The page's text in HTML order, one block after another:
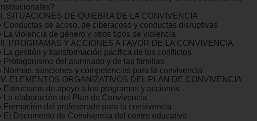
II. SITUACIONES DE QUIEBRA DE LA CONVIVENCIA
Conductas de acoso, de ciberacoso y conductas disruptivas
La violencia de género y otros tipos de violencia
III. PROGRAMAS Y ACCIONES A FAVOR DE LA CONVIVENCIA
La gestión y transformación pacífica de los conflictos
Protagonismo del alumnado y de las familias
Normas, sanciones y competencias para la convivencia
IV. ELEMENTOS ORGANIZATIVOS DEL PLAN DE CONVIVENCIA
Estructuras de apoyo a los programas y acciones
La elaboración del Plan de Convivencia
Formación del profesorado para la convivencia
El Documento de Convivencia del centro educativo